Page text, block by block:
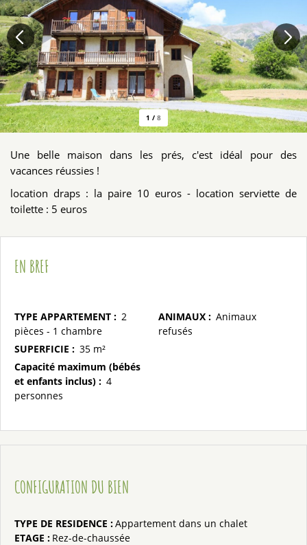
1 / 8
Une belle maison dans les prés, c'est idéal pour des
vacances réussies !
location draps : la paire 10 euros - location serviette de
toilette : 5 euros
EN BREF
TYPE APPARTEMENT : 2
pièces - 1 chambre
SUPERFICIE : 35 m²
Capacité maximum (bébés
et enfants inclus) : 4
personnes
ANIMAUX : Animaux
refusés
CONFIGURATION DU BIEN
TYPE DE RESIDENCE :Appartement dans un chalet
ETAGE : Rez-de-chaussée